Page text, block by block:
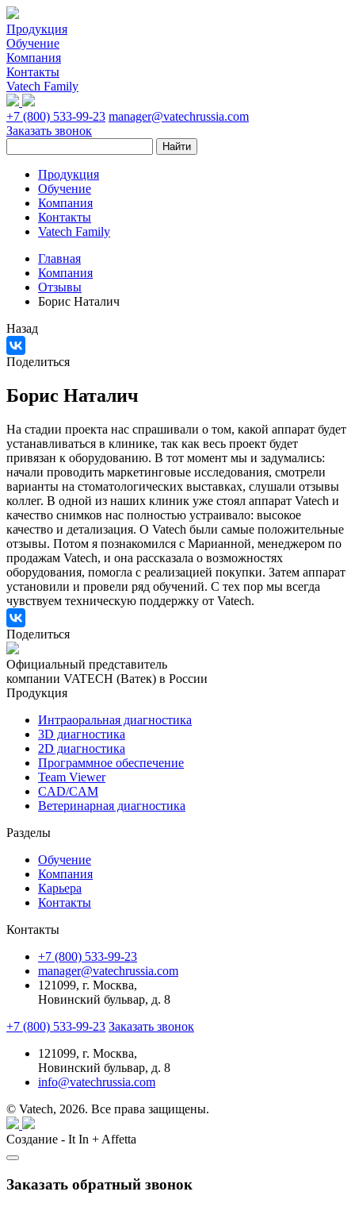
Продукция
Обучение
Компания
Контакты
Vatech Family
+7 (800) 533-99-23 manager@vatechrussia.com
Заказать звонок
Продукция
Обучение
Компания
Контакты
Vatech Family
Главная
Компания
Отзывы
Борис Наталич
Назад
Поделиться
Борис Наталич
На стадии проекта нас спрашивали о том, какой аппарат будет
устанавливаться в клинике, так как весь проект будет
привязан к оборудованию. В тот момент мы и задумались:
начали проводить маркетинговые исследования, смотрели
варианты на стоматологических выставках, слушали отзывы
коллег. В одной из наших клиник уже стоял аппарат Vatech и
качество снимков нас полностью устраивало: высокое
качество и детализация. О Vatech были самые положительные
отзывы. Потом я познакомился с Марианной, менеджером по
продажам Vatech, и она рассказала о возможностях
оборудования, помогла с реализацией покупки. Затем аппарат
установили и провели ряд обучений. С тех пор мы всегда
чувствуем техническую поддержку от Vatech.
Поделиться
Официальный представитель
компании VATECH (Ватек) в России
Продукция
Интраоральная диагностика
3D диагностика
2D диагностика
Программное обеспечение
Team Viewer
CAD/CAM
Ветеринарная диагностика
Разделы
Обучение
Компания
Карьера
Контакты
Контакты
+7 (800) 533-99-23
manager@vatechrussia.com
121099, г. Москва,
Новинский бульвар, д. 8
+7 (800) 533-99-23 Заказать звонок
121099, г. Москва,
Новинский бульвар, д. 8
info@vatechrussia.com
© Vatech, 2026. Все права защищены.
Создание - It In + Affetta
Заказать обратный звонок